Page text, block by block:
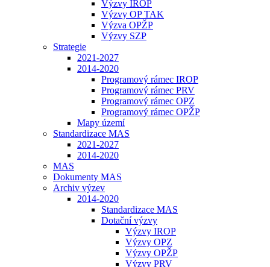
Výzvy IROP
Výzvy OP TAK
Výzva OPŽP
Výzvy SZP
Strategie
2021-2027
2014-2020
Programový rámec IROP
Programový rámec PRV
Programový rámec OPZ
Programový rámec OPŽP
Mapy území
Standardizace MAS
2021-2027
2014-2020
MAS
Dokumenty MAS
Archiv výzev
2014-2020
Standardizace MAS
Dotační výzvy
Výzvy IROP
Výzvy OPZ
Výzvy OPŽP
Výzvy PRV